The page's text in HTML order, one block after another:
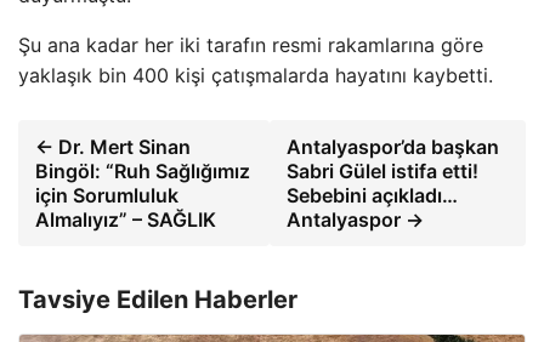
Şu ana kadar her iki tarafın resmi rakamlarına göre
yaklaşık bin 400 kişi çatışmalarda hayatını kaybetti.
← Dr. Mert Sinan
Bingöl: “Ruh Sağlığımız
için Sorumluluk
Almalıyız” – SAĞLIK
Antalyaspor’da başkan
Sabri Gülel istifa etti!
Sebebini açıkladı…
Antalyaspor →
Tavsiye Edilen Haberler